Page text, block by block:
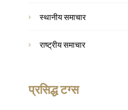
स्थानीय समाचार
राष्ट्रीय समाचार
प्रसिद्ध टग्स